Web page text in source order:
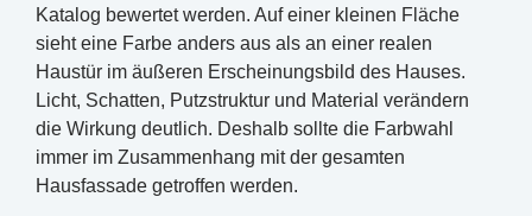
Katalog bewertet werden. Auf einer kleinen Fläche
sieht eine Farbe anders aus als an einer realen
Haustür im äußeren Erscheinungsbild des Hauses.
Licht, Schatten, Putzstruktur und Material verändern
die Wirkung deutlich. Deshalb sollte die Farbwahl
immer im Zusammenhang mit der gesamten
Hausfassade getroffen werden.